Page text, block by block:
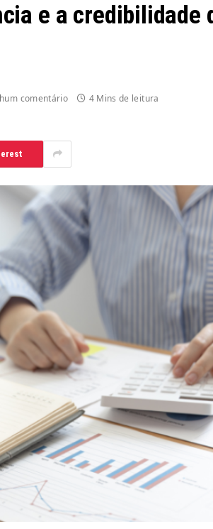
e a credibilidade
comentário 4 Mins de leitura